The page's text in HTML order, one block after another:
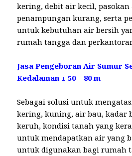
kering, debit air kecil, pasokan
penampungan kurang, serta
untuk kebutuhan air bersih
rumah tangga dan
Jasa Pengeboran Air Sumur
Kedalaman ± 50 – 80 m
Sebagai solusi untuk
kering, kuning, air bau, kadar
keruh, kondisi tanah yang
untuk mendapatkan air yang
untuk digunakan bagi rumah